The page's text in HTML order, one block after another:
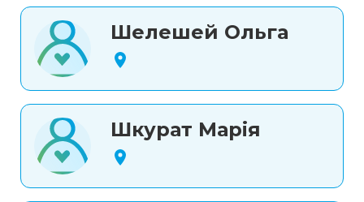
Шелешей Ольга
Шкурат Марія